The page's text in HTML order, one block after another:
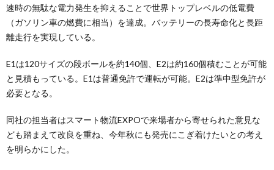
速時の無駄な電力発生を抑えることで世界トップレベルの低電費
（ガソリン車の燃費に相当）を達成。バッテリーの長寿命化と長距
離走行を実現している。
E1は120サイズの段ボールを約140個、E2は約160個積むことが可能
と見積もっている。E1は普通免許で運転が可能。E2は準中型免許が
必要となる。
同社の担当者はスマート物流EXPOで来場者から寄せられた意見な
ども踏まえて改良を重ね、今年秋にも発売にこぎ着けたいとの考え
を明らかにした。